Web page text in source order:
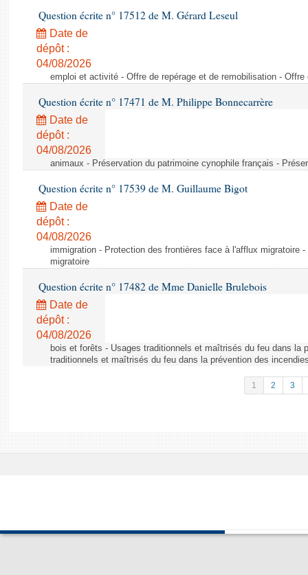
Question écrite n° 17512 de M. Gérard Leseul
Date de
dépôt :
04/08/2026
emploi et activité - Offre de repérage et de remobilisation -
Question écrite n° 17471 de M. Philippe Bonnecarrère
Date de
dépôt :
04/08/2026
animaux - Préservation du patrimoine cynophile français -
Question écrite n° 17539 de M. Guillaume Bigot
Date de
dépôt :
04/08/2026
immigration - Protection des frontières face à l'afflux migratoire
migratoire
Question écrite n° 17482 de Mme Danielle Brulebois
Date de
dépôt :
04/08/2026
bois et forêts - Usages traditionnels et maîtrisés du feu dans la
traditionnels et maîtrisés du feu dans la prévention des
1 2 3